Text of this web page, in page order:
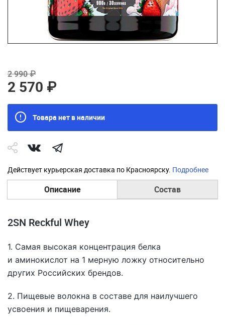
2 990 ₽
2 570 ₽
Товара нет в наличии
Действует курьерская доставка по Красноярску. Подробнее
Описание Состав
2SN Reckful Whey
1. Самая высокая концентрация белка
и аминокислот на 1 мерную ложку относительно
других Российских брендов.
2. Пищевые волокна в составе для наилучшего
усвоения и пищеварения.